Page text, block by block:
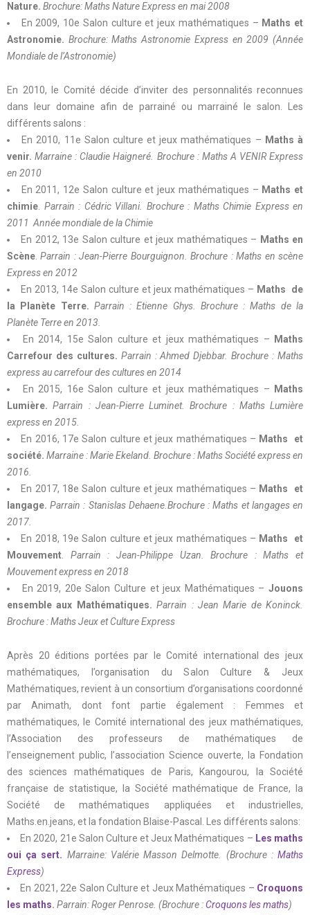
Nature. Brochure: Maths Nature Express en mai 2008
En 2009, 10e Salon culture et jeux mathématiques – Maths et
Astronomie. Brochure: Maths Astronomie Express en 2009 (Année
Mondiale de l’Astronomie)
En 2010, le Comité décide d’inviter des personnalités reconnues
dans leur domaine afin de parrainé ou marrainé le salon. Les
différents salons :
En 2010, 11e Salon culture et jeux mathématiques – Maths à
venir. Marraine : Claudie Haigneré. Brochure : Maths A VENIR Express
en 2010
En 2011, 12e Salon culture et jeux mathématiques – Maths et
chimie Parrain : Cédric Villani. Brochure : Maths Chimie Express en
2011 Année mondiale de la Chimie
En 2012, 13e Salon culture et jeux mathématiques – Maths en
Scène .Parrain : Jean-Pierre Bourguignon.Brochure : Maths en scène
Express en 2012
En 2013, 14e Salon culture et jeux mathématiques – Maths de
la Planète Terre. Parrain : Etienne Ghys. Brochure : Maths de la
Planète Terre en 2013.
En 2014, 15e Salon culture et jeux mathématiques –
Maths
Carrefour des cultures. Parrain : Ahmed Djebbar.Brochure : Maths
express au carrefour des cultures en 2014
En 2015, 16e Salon culture et jeux mathématiques –
Maths
Lumière. Parrain : Jean-Pierre Luminet.Brochure : Maths Lumière
express en 2015.
En 2016, 17e Salon culture et jeux mathématiques – Maths et
société. Marraine : Marie Ekeland. Brochure : Maths Société express en
2016.
En 2017, 18e Salon culture et jeux mathématiques – Maths et
langage. Parrain : Stanislas Dehaene. Brochure : Maths et langages en
2017.
En 2018, 19e Salon culture et jeux mathématiques – Maths et
Mouvement
Parrain : Jean-Philippe Uzan.Brochure : Maths et
Mouvement express en 2018
En 2019, 20e Salon Culture et jeux Mathématiques –Jouons
ensemble aux Mathématiques. Parrain : Jean Marie de Koninck.
Brochure : Maths Jeux et Culture Express
Après 20 éditions portées par le Comité international des jeux
mathématiques, l’organisation du Salon Culture & Jeux
Mathématiques, revient à un consortium d’organisations coordonné
par Animath, dont font partie également : Femmes et
mathématiques, le Comité international des jeux mathématiques,
l’Association des professeurs de mathématiques de
l’enseignement public, l’association Science ouverte, la Fondation
des sciences mathématiques de Paris, Kangourou, la Société
française de statistique, la Société mathématique de France, la
Société de mathématiques appliquées et industrielles,
Maths.en.jeans, et la fondation Blaise-Pascal. Les différents salons:
En 2020, 21e Salon Culture et Jeux Mathématiques – Les maths
oui ça sert. Marraine: Valérie Masson Delmotte. (Brochure :Maths
Express)
En 2021, 22e Salon Culture et Jeux Mathématiques – Croquons
les maths. Parrain: Roger Penrose. (Brochure : Croquons les maths)